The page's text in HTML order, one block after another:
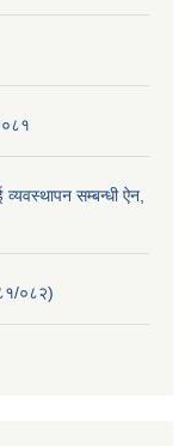
सम्बन्धी ऐन,
०८२)